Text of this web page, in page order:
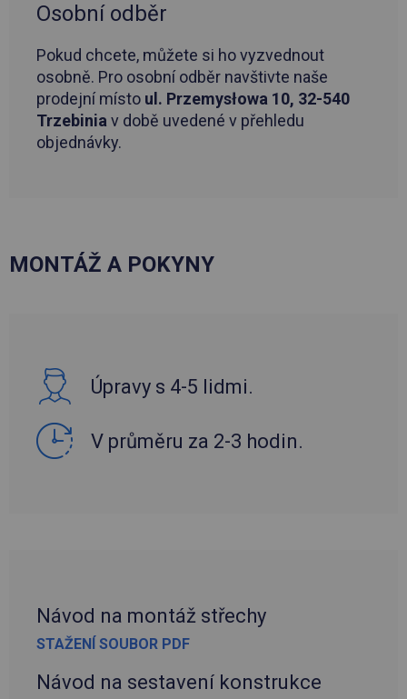
Osobní odběr
Pokud chcete, můžete si ho vyzvednout
osobně. Pro osobní odběr navštivte naše
prodejní místo ul. Przemysłowa 10, 32-540
Trzebiniav době uvedené v přehledu
objednávky.
MONTÁŽ A POKYNY
Úpravy s 4-5 lidmi.
V průměru za 2-3 hodin.
Návod na montáž střechy
STAŽENÍ SOUBOR PDF
Návod na sestavení konstrukce